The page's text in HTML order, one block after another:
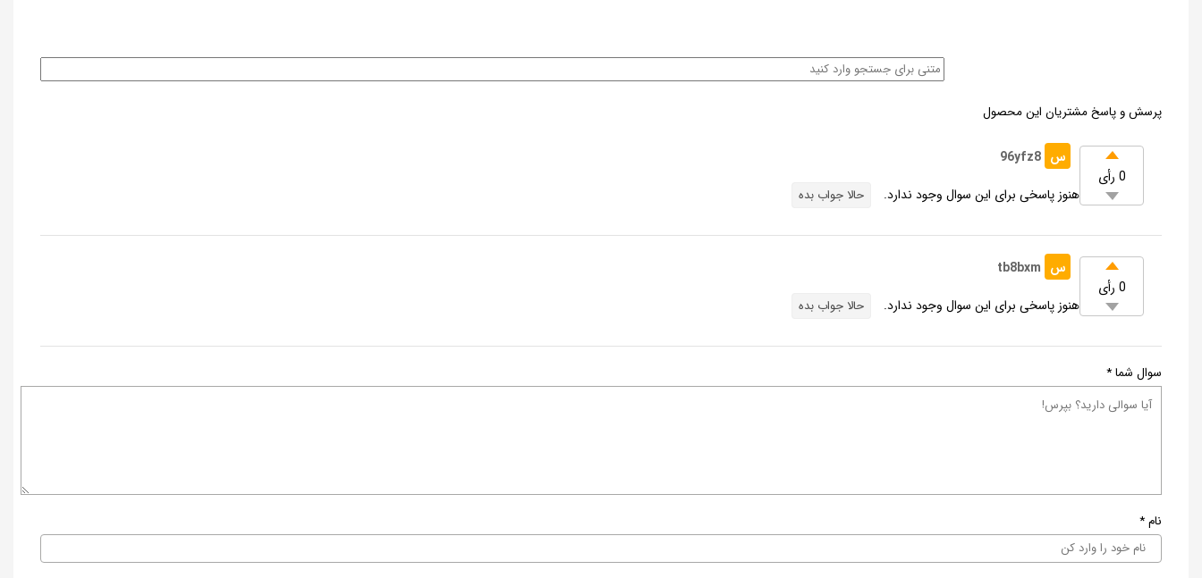
پرسش و پاسخ مشتریان این محصول
0 رأی
س 96yfz8
هنوز پاسخی برای این سوال وجود ندارد.
حالا جواب بده
0 رأی
س tb8bxm
هنوز پاسخی برای این سوال وجود ندارد.
حالا جواب بده
سوال شما*
نام*